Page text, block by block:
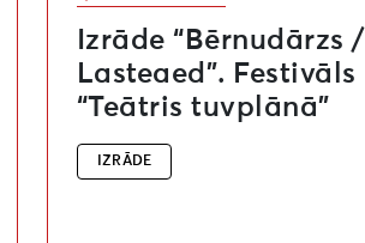
Izrāde “Bērnudārzs /
Lasteaed”. Festivāls
“Teātris tuvplānā”
IZRĀDE